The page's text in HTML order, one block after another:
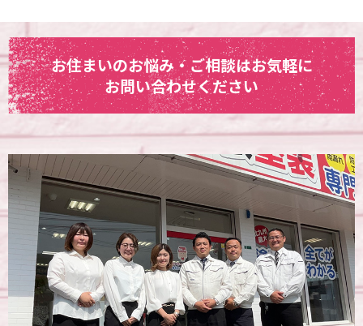
お住まいのお悩み・ご相談はお気軽に
お問い合わせください